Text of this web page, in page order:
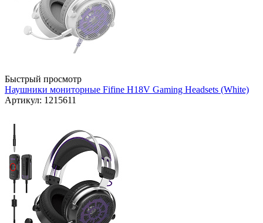
Быстрый просмотр
Наушники мониторные Fifine H18V Gaming Headsets (White)
Артикул: 1215611